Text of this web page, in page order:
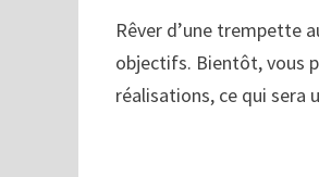
Rêver d’une trempette
objectifs. Bientôt, vous
réalisations, ce qui sera